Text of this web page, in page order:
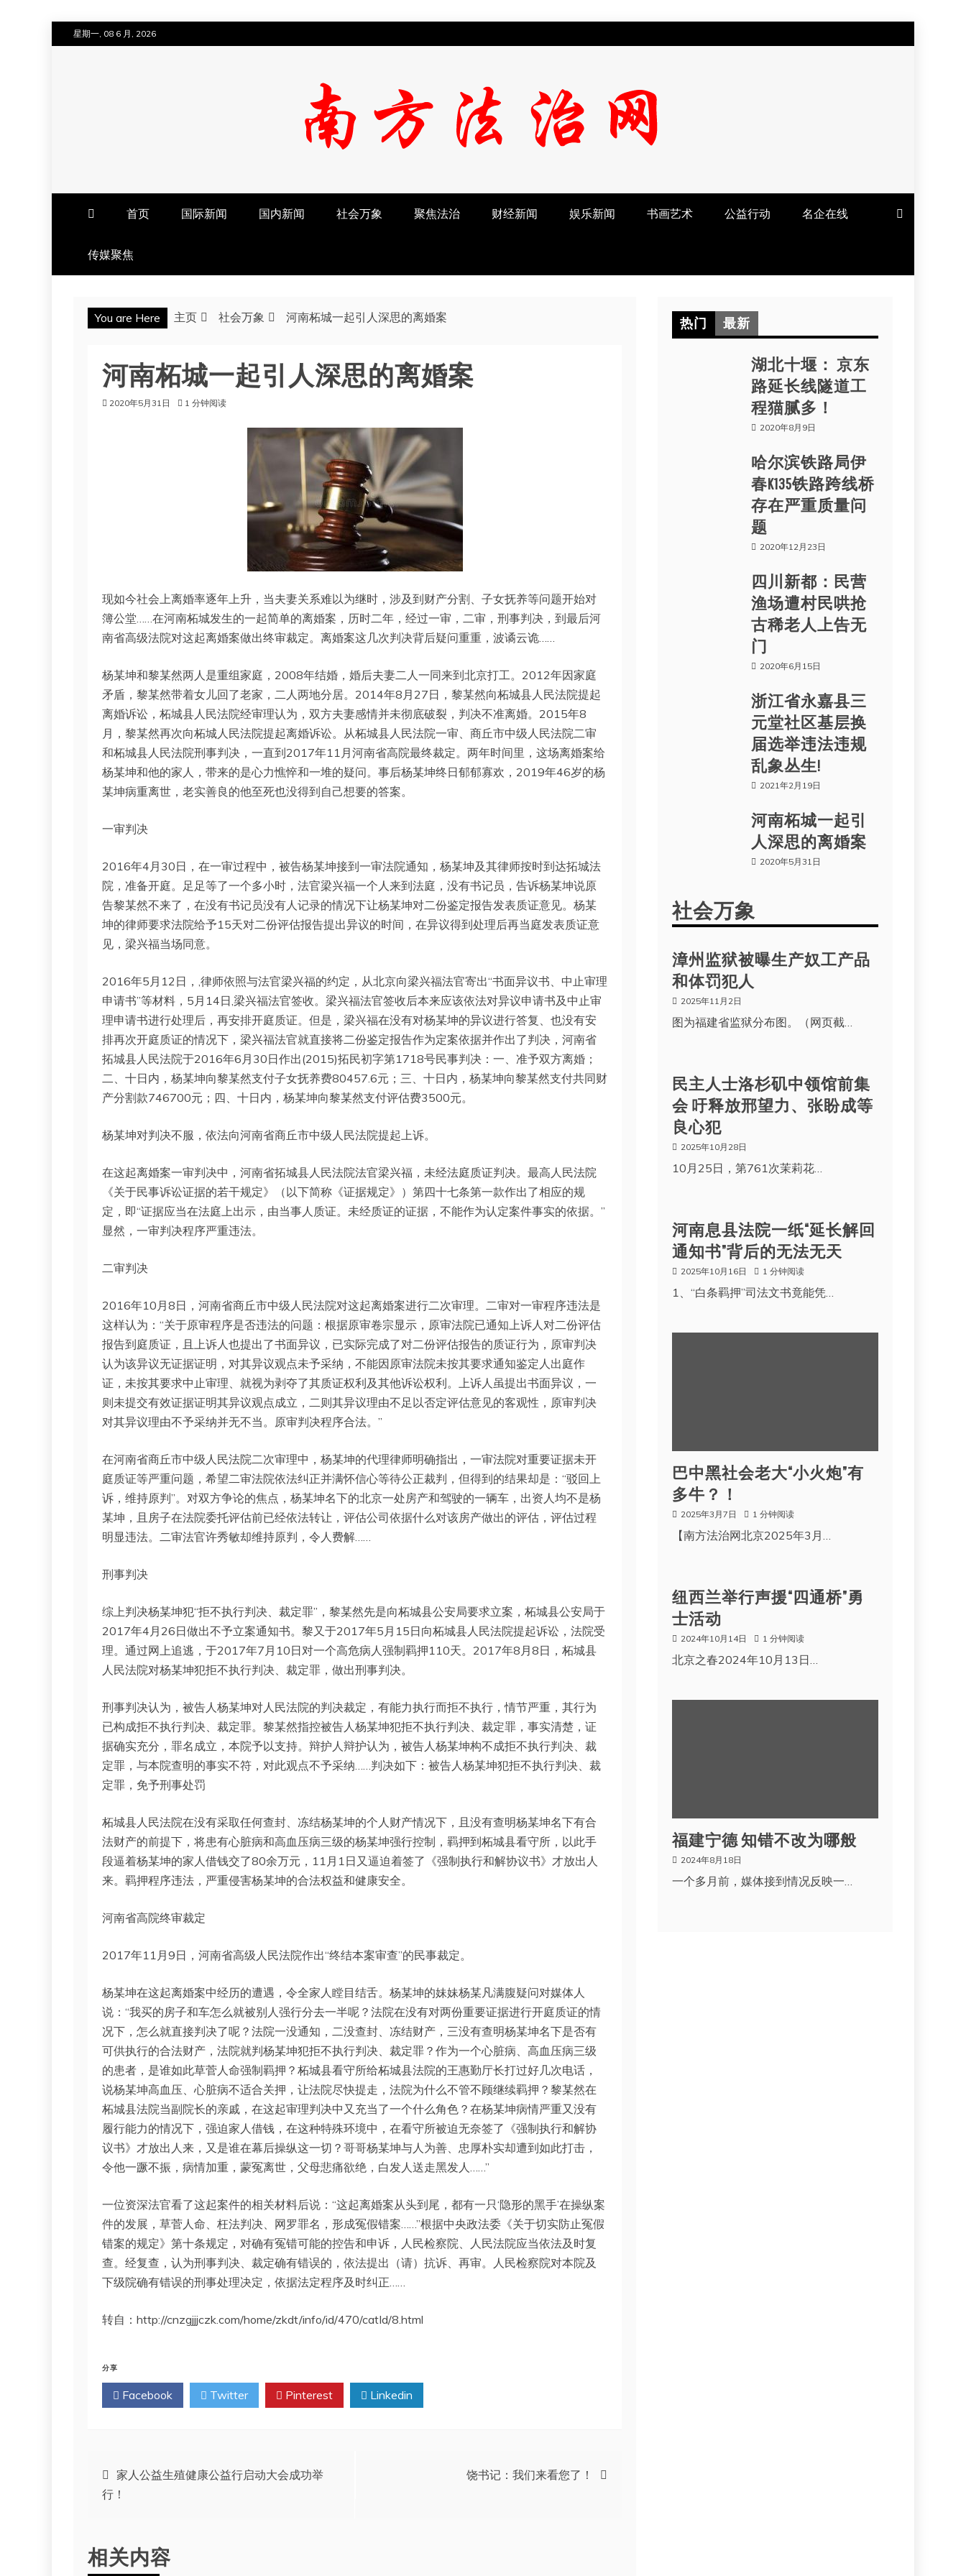
至
星期一, 08 6 月, 2026
首页 国际新闻 国内新闻 社会万象 聚焦法治 财经新闻 娱乐新闻 书画艺术 公益行动 名企在线
传媒聚焦
You are Here 主页 社会万象 河南柘城一起引人深思的离婚案
河南柘城一起引人深思的离婚案
2020年5月31日 1 分钟阅读
现如今社会上离婚率逐年上升，当夫妻关系难以为继时，涉及到财产分割、子女抚养等问题开始对
簿公堂……在河南柘城发生的一起简单的离婚案，历时二年，经过一审，二审，刑事判决，到最后河
南省高级法院对这起离婚案做出终审裁定。离婚案这几次判决背后疑问重重，波谲云诡……
杨某坤和黎某然两人是重组家庭，2008年结婚，婚后夫妻二人一同来到北京打工。2012年因家庭
矛盾，黎某然带着女儿回了老家，二人两地分居。2014年8月27日，黎某然向柘城县人民法院提起
离婚诉讼，柘城县人民法院经审理认为，双方夫妻感情并未彻底破裂，判决不准离婚。2015年8
月，黎某然再次向柘城人民法院提起离婚诉讼。从柘城县人民法院一审、商丘市中级人民法院二审
和柘城县人民法院刑事判决，一直到2017年11月河南省高院最终裁定。两年时间里，这场离婚案给
杨某坤和他的家人，带来的是心力憔悴和一堆的疑问。事后杨某坤终日郁郁寡欢，2019年46岁的杨
某坤病重离世，老实善良的他至死也没得到自己想要的答案。
一审判决
2016年4月30日，在一审过程中，被告杨某坤接到一审法院通知，杨某坤及其律师按时到达拓城法
院，准备开庭。足足等了一个多小时，法官梁兴福一个人来到法庭，没有书记员，告诉杨某坤说原
告黎某然不来了，在没有书记员没有人记录的情况下让杨某坤对二份鉴定报告发表质证意见。杨某
坤的律师要求法院给予15天对二份评估报告提出异议的时间，在异议得到处理后再当庭发表质证意
见，梁兴福当场同意。
2016年5月12日，,律师依照与法官梁兴福的约定，从北京向梁兴福法官寄出“书面异议书、中止审理
申请书”等材料，5月14日,梁兴福法官签收。梁兴福法官签收后本来应该依法对异议申请书及中止审
理申请书进行处理后，再安排开庭质证。但是，梁兴福在没有对杨某坤的异议进行答复、也没有安
排再次开庭质证的情况下，梁兴福法官就直接将二份鉴定报告作为定案依据并作出了判决，河南省
拓城县人民法院于2016年6月30日作出(2015)拓民初字第1718号民事判决：一、准予双方离婚；
二、十日内，杨某坤向黎某然支付子女抚养费80457.6元；三、十日内，杨某坤向黎某然支付共同财
产分割款746700元；四、十日内，杨某坤向黎某然支付评估费3500元。
杨某坤对判决不服，依法向河南省商丘市中级人民法院提起上诉。
在这起离婚案一审判决中，河南省拓城县人民法院法官梁兴福，未经法庭质证判决。最高人民法院
《关于民事诉讼证据的若干规定》（以下简称《证据规定》）第四十七条第一款作出了相应的规
定，即“证据应当在法庭上出示，由当事人质证。未经质证的证据，不能作为认定案件事实的依据。”
显然，一审判决程序严重违法。
二审判决
2016年10月8日，河南省商丘市中级人民法院对这起离婚案进行二次审理。二审对一审程序违法是
这样认为：“关于原审程序是否违法的问题：根据原审卷宗显示，原审法院已通知上诉人对二份评估
报告到庭质证，且上诉人也提出了书面异议，已实际完成了对二份评估报告的质证行为，原审判决
认为该异议无证据证明，对其异议观点未予采纳，不能因原审法院未按其要求通知鉴定人出庭作
证，未按其要求中止审理、就视为剥夺了其质证权利及其他诉讼权利。上诉人虽提出书面异议，一
则未提交有效证据证明其异议观点成立，二则其异议理由不足以否定评估意见的客观性，原审判决
对其异议理由不予采纳并无不当。原审判决程序合法。”
在河南省商丘市中级人民法院二次审理中，杨某坤的代理律师明确指出，一审法院对重要证据未开
庭质证等严重问题，希望二审法院依法纠正并满怀信心等待公正裁判，但得到的结果却是：“驳回上
诉，维持原判”。对双方争论的焦点，杨某坤名下的北京一处房产和驾驶的一辆车，出资人均不是杨
某坤，且房子在法院委托评估前已经依法转让，评估公司依据什么对该房产做出的评估，评估过程
明显违法。二审法官许秀敏却维持原判，令人费解……
刑事判决
综上判决杨某坤犯“拒不执行判决、裁定罪”，黎某然先是向柘城县公安局要求立案，柘城县公安局于
2017年4月26日做出不予立案通知书。黎又于2017年5月15日向柘城县人民法院提起诉讼，法院受
理。通过网上追逃，于2017年7月10日对一个高危病人强制羁押110天。2017年8月8日，柘城县
人民法院对杨某坤犯拒不执行判决、裁定罪，做出刑事判决。
刑事判决认为，被告人杨某坤对人民法院的判决裁定，有能力执行而拒不执行，情节严重，其行为
已构成拒不执行判决、裁定罪。黎某然指控被告人杨某坤犯拒不执行判决、裁定罪，事实清楚，证
据确实充分，罪名成立，本院予以支持。辩护人辩护认为，被告人杨某坤构不成拒不执行判决、裁
定罪，与本院查明的事实不符，对此观点不予采纳……判决如下：被告人杨某坤犯拒不执行判决、裁
定罪，免予刑事处罚
柘城县人民法院在没有采取任何查封、冻结杨某坤的个人财产情况下，且没有查明杨某坤名下有合
法财产的前提下，将患有心脏病和高血压病三级的杨某坤强行控制，羁押到柘城县看守所，以此手
段逼着杨某坤的家人借钱交了80余万元，11月1日又逼迫着签了《强制执行和解协议书》才放出人
来。羁押程序违法，严重侵害杨某坤的合法权益和健康安全。
河南省高院终审裁定
2017年11月9日，河南省高级人民法院作出“终结本案审查”的民事裁定。
杨某坤在这起离婚案中经历的遭遇，令全家人瞠目结舌。杨某坤的妹妹杨某凡满腹疑问对媒体人
说：“我买的房子和车怎么就被别人强行分去一半呢？法院在没有对两份重要证据进行开庭质证的情
况下，怎么就直接判决了呢？法院一没通知，二没查封、冻结财产，三没有查明杨某坤名下是否有
可供执行的合法财产，法院就判杨某坤犯拒不执行判决、裁定罪？作为一个心脏病、高血压病三级
的患者，是谁如此草菅人命强制羁押？柘城县看守所给柘城县法院的王惠勤厅长打过好几次电话，
说杨某坤高血压、心脏病不适合关押，让法院尽快提走，法院为什么不管不顾继续羁押？黎某然在
柘城县法院当副院长的亲戚，在这起审理判决中又充当了一个什么角色？在杨某坤病情严重又没有
履行能力的情况下，强迫家人借钱，在这种特殊环境中，在看守所被迫无奈签了《强制执行和解协
议书》才放出人来，又是谁在幕后操纵这一切？哥哥杨某坤与人为善、忠厚朴实却遭到如此打击，
令他一蹶不振，病情加重，蒙冤离世，父母悲痛欲绝，白发人送走黑发人……”
一位资深法官看了这起案件的相关材料后说：“这起离婚案从头到尾，都有一只‘隐形的黑手’在操纵案
件的发展，草菅人命、枉法判决、网罗罪名，形成冤假错案……”根据中央政法委《关于切实防止冤假
错案的规定》第十条规定，对确有冤错可能的控告和申诉，人民检察院、人民法院应当依法及时复
查。经复查，认为刑事判决、裁定确有错误的，依法提出（请）抗诉、再审。人民检察院对本院及
下级院确有错误的刑事处理决定，依据法定程序及时纠正……
转自：http://cnzgjjjczk.com/home/zkdt/info/id/470/catId/8.html
分享
Facebook Twitter Pinterest Linkedin
文
章
导
家人公益生殖健康公益行启动大会成功举
行！
饶书记：我们来看您了！
相关内容
热门 最新
湖北十堰： 京东
路延长线隧道工
程猫腻多！
2020年8月9日
哈尔滨铁路局伊
春K135铁路跨线桥
存在严重质量问
题
2020年12月23日
四川新都：民营
渔场遭村民哄抢
古稀老人上告无
门
2020年6月15日
浙江省永嘉县三
元堂社区基层换
届选举违法违规
乱象丛生!
2021年2月19日
河南柘城一起引
人深思的离婚案
2020年5月31日
社会万象
漳州监狱被曝生产奴工产品
和体罚犯人
2025年11月2日
图为福建省监狱分布图。（网页截…
民主人士洛杉矶中领馆前集
会 吁释放邢望力、张盼成等
良心犯
2025年10月28日
10月25日，第761次茉莉花…
河南息县法院一纸“延长解回
通知书”背后的无法无天
2025年10月16日 1 分钟阅读
1、“白条羁押”司法文书竟能凭…
巴中黑社会老大“小火炮”有
多牛？！
2025年3月7日 1 分钟阅读
【南方法治网北京2025年3月…
纽西兰举行声援“四通桥”勇
士活动
2024年10月14日 1 分钟阅读
北京之春2024年10月13日…
福建宁德 知错不改为哪般
2024年8月18日
一个多月前，媒体接到情况反映一…